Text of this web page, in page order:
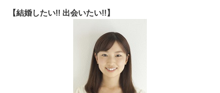
【結婚したい!! 出会いたい!!】